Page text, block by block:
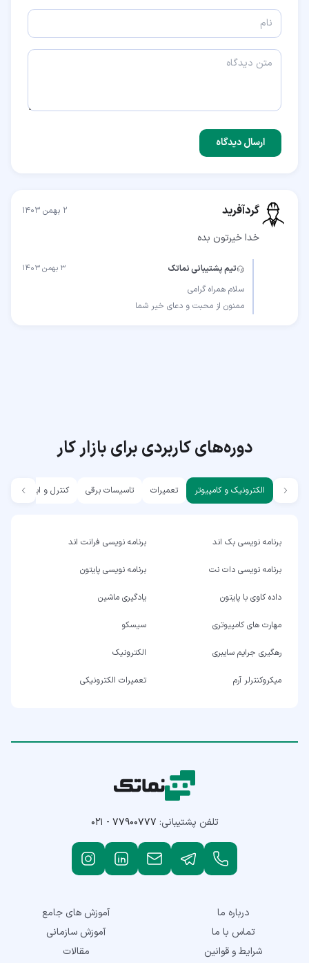
ارسال دیدگاه
گردآفرید ۲ بهمن ۱۴۰۳
خدا خیرتون بده
تیم پشتیبانی نماتک ۳ بهمن ۱۴۰۳
ممنون از محبت و دعای خیر شما
دوره‌های کاربردی برای بازار کار
الکترونیک و کامپیوتر تعمیرات تاسیسات برقی کنترل و ابزار دقیق
برنامه نویسی بک اند برنامه نویسی فرانت اند
برنامه نویسی دات نت برنامه نویسی پایتون
داده کاوی با پایتون یادگیری ماشین
مهارت های کامپیوتری سیسکو
رهگیری جرایم سایبری الکترونیک
میکروکنترلر آرم تعمیرات الکترونیکی
تلفن پشتیبانی: ۰۲۱ - ۷۷۹۰۰۷۷۷
درباره ما
تماس با ما
شرایط و قوانین
آموزش های جامع
آموزش سازمانی
مقالات